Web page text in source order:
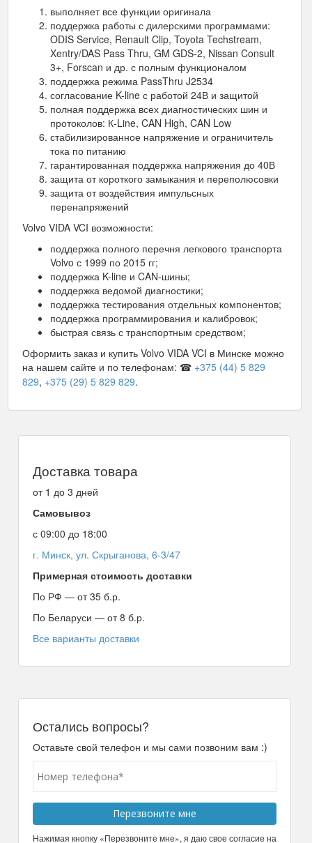
выполняет все функции оригинала
поддержка работы с дилерскими программами:
ODIS Service, Renault Clip, Toyota Techstream,
Xentry/DAS Pass Thru, GM GDS-2, Nissan Consult
3+, Forscan и др. с полным функционалом
поддержка режима PassThru J2534
согласование K-line с работой 24В и защитой
полная поддержка всех диагностических шин и
протоколов: К-Line, CAN High, CAN Low
стабилизированное напряжение и ограничитель
тока по питанию
гарантированная поддержка напряжения до 40В
защита от короткого замыкания и переполюсовки
защита от воздействия импульсных
перенапряжений
Volvo VIDA VCI возможности:
поддержка полного перечня легкового транспорта
Volvo с 1999 по 2015 гг;
поддержка K-line и CAN-шины;
поддержка ведомой диагностики;
поддержка тестирования отдельных компонентов;
поддержка программирования и калибровок;
быстрая связь с транспортным средством;
Оформить заказ и купить Volvo VIDA VCI в Минске можно
на нашем сайте и по телефонам: ☎ +375 (44) 5 829
829, +375 (29) 5 829 829.
Доставка товара
от 1 до 3 дней
Самовывоз
с 09:00 до 18:00
г. Минск, ул. Скрыганова, 6-3/47
Примерная стоимость доставки
По РФ — от 35 б.р.
По Беларуси — от 8 б.р.
Все варианты доставки
Остались вопросы?
Оставьте свой телефон и мы сами позвоним вам :)
Нажимая кнопку «Перезвоните мне», я даю свое согласие на